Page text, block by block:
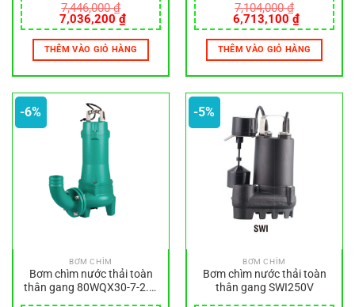
7,446,000₫
Giá
gốc
là:
7,446,000 ₫.
7,036,200 ₫Giá
hiện
tại
là:
7,036,200 ₫.
THÊM VÀO GIỎ HÀNG
7,104,000₫
Giá
gốc
là:
7,104,000 ₫.
6,713,100 ₫Giá
hiện
tại
là:
THÊM VÀO GIỎ HÀNG
-6%
BƠM CHÌM
Bơm chìm nước thải toàn
thân gang 80WQX30-7-2.2-
-5%
BƠM CHÌM
Bơm chìm nước thải toàn
thân gang SWI250V